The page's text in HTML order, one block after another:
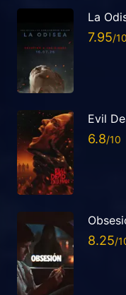
La
7.95
Evil
6.8
8.25